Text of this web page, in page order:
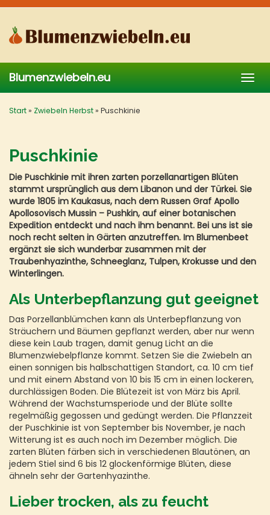
Skip
main
content
Blumenzwiebeln.eu
Start» Zwiebeln Herbst» Puschkinie
Puschkinie
Die Puschkinie mit ihren zarten porzellanartigen Blüten
stammt ursprünglich aus dem Libanon und der Türkei. Sie
wurde 1805 im Kaukasus, nach dem Russen Graf Apollo
Apollosovisch Mussin – Pushkin, auf einer botanischen
Expedition entdeckt und nach ihm benannt. Bei uns ist sie
noch recht selten in Gärten anzutreffen. Im Blumenbeet
ergänzt sie sich wunderbar zusammen mit der
Traubenhyazinthe, Schneeglanz, Tulpen, Krokusse und den
Winterlingen.
Als Unterbepflanzung gut geeignet
Das Porzellanblümchen kann als Unterbepflanzung von
Sträuchern und Bäumen gepflanzt werden, aber nur wenn
diese kein Laub tragen, damit genug Licht an die
Blumenzwiebelpflanze kommt. Setzen Sie die Zwiebeln an
einen sonnigen bis halbschattigen Standort, ca. 10 cm tief
und mit einem Abstand von 10 bis 15 cm in einen lockeren,
durchlässigen Boden. Die Blütezeit ist von März bis April.
Während der Wachstumsperiode und der Blüte sollte
regelmäßig gegossen und gedüngt werden. Die Pflanzzeit
der Puschkinie ist von September bis November, je nach
Witterung ist es auch noch im Dezember möglich. Die
zarten Blüten färben sich in verschiedenen Blautönen, an
jedem Stiel sind 6 bis 12 glockenförmige Blüten, diese
ähneln sehr der Gartenhyazinthe.
Lieber trocken, als zu feucht